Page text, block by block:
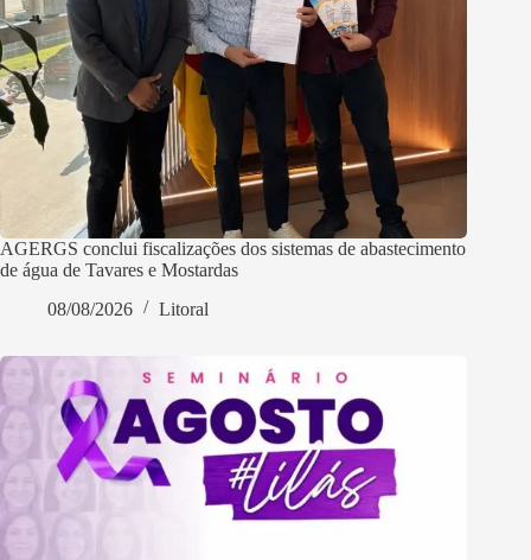
AGERGS conclui fiscalizações dos sistemas de abastecimento
de água de Tavares e Mostardas
08/08/2026
Litoral